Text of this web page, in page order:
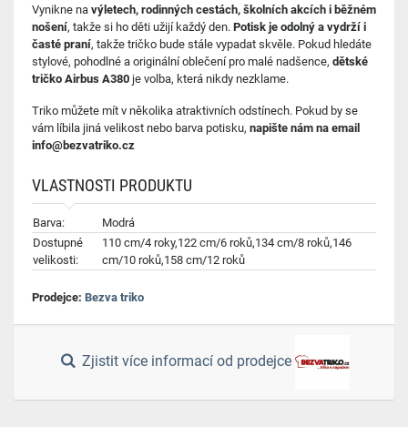
Vynikne na výletech, rodinných cestách, školních akcích i běžném
nošení, takže si ho děti užijí každý den. Potisk je odolný a vydrží i
časté praní, takže tričko bude stále vypadat skvěle. Pokud hledáte
stylové, pohodlné a originální oblečení pro malé nadšence, dětské
tričko Airbus A380 je volba, která nikdy nezklame.
Triko můžete mít v několika atraktivních odstínech. Pokud by se
vám líbila jiná velikost nebo barva potisku, napište nám na email
info@bezvatriko.cz
VLASTNOSTI PRODUKTU
Barva:
Modrá
Dostupné
velikosti:
110 cm/4 roky,122 cm/6 roků,134 cm/8 roků,146
cm/10 roků,158 cm/12 roků
Prodejce: Bezva triko
Zjistit více informací od prodejce